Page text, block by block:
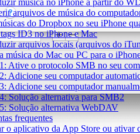
música no iPhone a partir do
arquivos de música do
do Dropbox no seu iPhone
ID3 no iPhone e Mac
arquivos locais (arquivos do
música do Mac ou PC para o
Ative o protocolo SMB no seu
Adicione seu computador
Adicione seu computador
Solução alternativa para SMB2
Solução alternativa WebDAV
frequentes
o aplicativo da App Store ou